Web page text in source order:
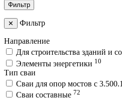
Фильтр
✕ Фильтр
Направление
Для строительства зданий и
Элементы энергетики 10
Тип сваи
Сваи для опор мостов с
Сваи составные 72